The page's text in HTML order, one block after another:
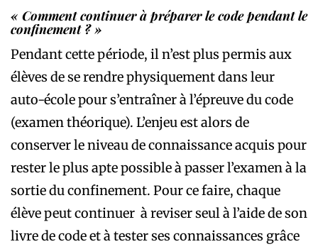
« Comment continuer à préparer le code pendant le
confinement ? »
Pendant cette période, il n’est plus permis aux
élèves de se rendre physiquement dans leur
auto-école pour s’entraîner à l’épreuve du code
(examen théorique). L’enjeu est alors de
conserver le niveau de connaissance acquis pour
rester le plus apte possible à passer l’examen à la
sortie du confinement. Pour ce faire, chaque
élève peut continuer à reviser seul à l’aide de son
livre de code et à tester ses connaissances grâce